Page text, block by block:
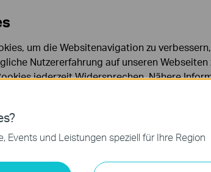
Pro
> Omada > WiFi > GPON
> Omada > Router >
Events und Leistungen speziell für Ihre Region
um die Websitenavigation zu
Nutzererfahrung auf unseren Webseiten
jederzeit Widersprechen. Nähere
der Website erforderlich und können in Ihren